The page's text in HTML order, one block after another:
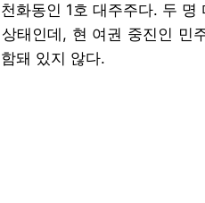
천화동인 1호 대주주다. 두 명
태인데, 현 여권 중진인 민
돼 있지 않다.